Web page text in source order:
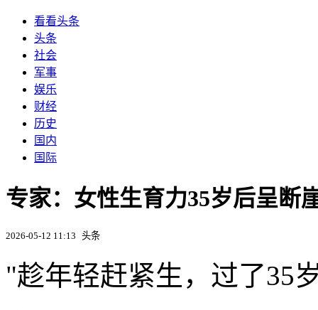
看看头条
头条
社会
军事
娱乐
财经
历史
国内
国际
专家：女性生育力35岁后呈断
2026-05-12 11:13 头条
"趁年轻赶紧生，过了35